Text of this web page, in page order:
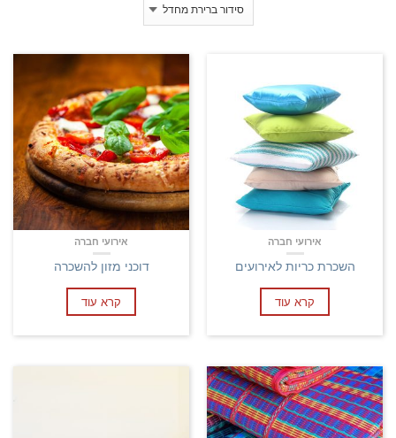
אירועי חברה
דוכני מזון להשכרה
קרא עוד
אירועי חברה
השכרת כריות לאירועים
קרא עוד